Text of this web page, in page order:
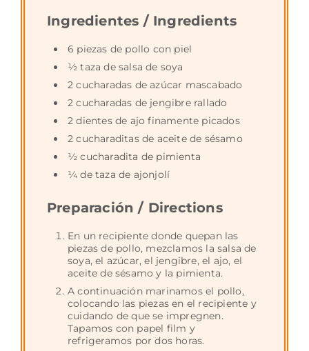
Ingredientes / Ingredients
6 piezas de pollo con piel
½ taza de salsa de soya
2 cucharadas de azúcar mascabado
2 cucharadas de jengibre rallado
2 dientes de ajo finamente picados
2 cucharaditas de aceite de sésamo
½ cucharadita de pimienta
¼ de taza de ajonjolí
Preparación / Directions
En un recipiente donde quepan las
piezas de pollo, mezclamos la salsa de
soya, el azúcar, el jengibre, el ajo, el
aceite de sésamo y la pimienta.
A continuación marinamos el pollo,
colocando las piezas en el recipiente y
cuidando de que se impregnen.
Tapamos con papel film y
refrigeramos por dos horas.